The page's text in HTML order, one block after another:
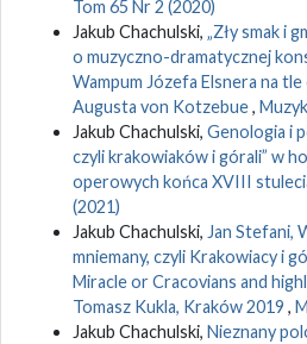
Tom 65 Nr 2 (2020)
Jakub Chachulski, „Zły smak i
o muzyczno-dramatycznej
Wampum Józefa Elsnera na
Augusta von Kotzebue,
Jakub Chachulski, Genologia i
czyli krakowiaków i górali” w
operowych końca XVIII
(2021)
Jakub Chachulski, Jan Stefani,
mniemany, czyli Krakowiacy i
Miracle or Cracovians and
Tomasz Kukla, Kraków 2019 ,
Jakub Chachulski, Nieznany